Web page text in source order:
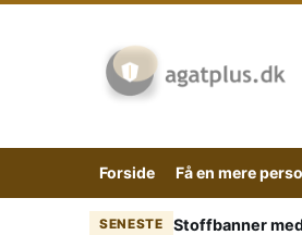
Forside Få en mere
SENESTE Stoffbanner